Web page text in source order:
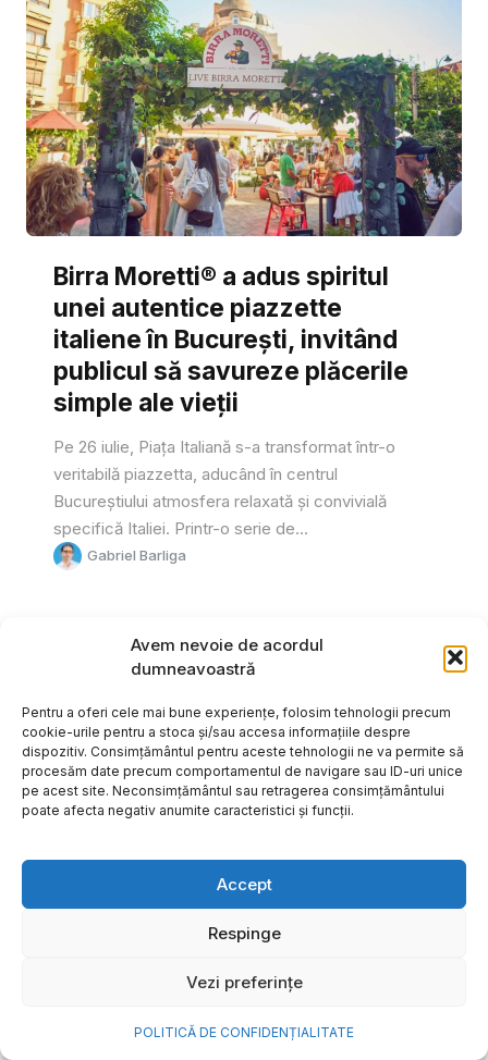
Avem nevoie de acordul
dumneavoastră
Pentru a oferi cele mai bune experiențe, folosim tehnologii precum
cookie-urile pentru a stoca și/sau accesa informațiile despre
dispozitiv. Consimțământul pentru aceste tehnologii ne va permite să
procesăm date precum comportamentul de navigare sau ID-uri unice
pe acest site. Neconsimțământul sau retragerea consimțământului
poate afecta negativ anumite caracteristici și funcții.
Accept
Respinge
Vezi preferințe
POLITICĂ DE CONFIDENȚIALITATE
Birra Moretti® a adus spiritul
unei autentice piazzette
italiene în București, invitând
publicul să savureze plăcerile
simple ale vieții
Pe 26 iulie, Piața Italiană s-a transformat într-o
veritabilă piazzetta, aducând în centrul
Bucureștiului atmosfera relaxată și convivială
specifică Italiei. Printr-o serie de...
Gabriel Barliga
Cum transformi cele mai
o bijuterie Pandora pe care o
porți zi de zi